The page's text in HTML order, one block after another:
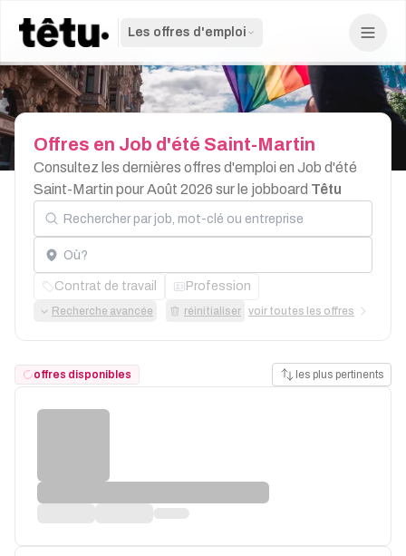
Les offres d'emploi
Offres en Job d'été Saint-Martin
Consultez les dernières offres d'emploi en Job d'été
Saint-Martin pour Août 2026 sur le jobboard Têtu
Rechercher par job, mot-clé ou entreprise
Localisation
Contrat de travail Profession
Recherche avancée réinitialiser voir toutes les offres
offres disponibles les plus pertinents